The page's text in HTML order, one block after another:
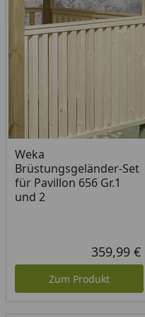
Weka
Brüstungsgeländer-Set
für Pavillon 656 Gr.1
und 2
359,99 €
Zum Produkt